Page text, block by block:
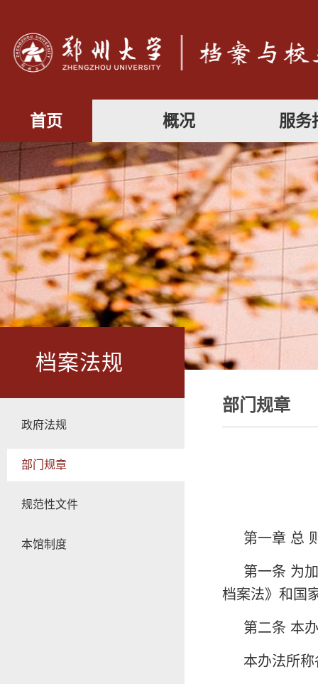
首页 概况 服务
档案法规
政府法规
部门规章
规范性文件
本馆制度
部门规章
第一章 总
第一条 为
档案法》和国
第二条 本
本办法所